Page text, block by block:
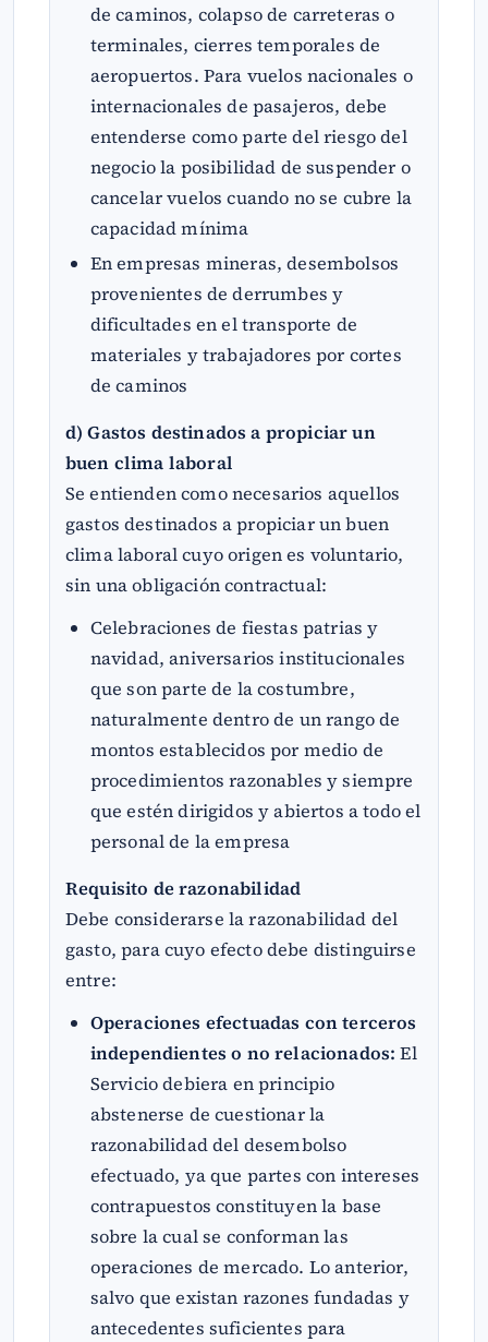
de caminos, colapso de carreteras o
terminales, cierres temporales de
aeropuertos. Para vuelos nacionales o
internacionales de pasajeros, debe
entenderse como parte del riesgo del
negocio la posibilidad de suspender o
cancelar vuelos cuando no se cubre la
capacidad mínima
En empresas mineras, desembolsos
provenientes de derrumbes y
dificultades en el transporte de
materiales y trabajadores por cortes
de caminos
d) Gastos destinados a propiciar un
buen clima laboral
Se entienden como necesarios aquellos
gastos destinados a propiciar un buen
clima laboral cuyo origen es voluntario,
sin una obligación contractual:
Celebraciones de fiestas patrias y
navidad, aniversarios institucionales
que son parte de la costumbre,
naturalmente dentro de un rango de
montos establecidos por medio de
procedimientos razonables y siempre
que estén dirigidos y abiertos a todo el
personal de la empresa
Requisito de razonabilidad
Debe considerarse la razonabilidad del
gasto, para cuyo efecto debe distinguirse
entre:
Operaciones efectuadas con terceros
independientes o no relacionados: El
Servicio debiera en principio
abstenerse de cuestionar la
razonabilidad del desembolso
efectuado, ya que partes con intereses
contrapuestos constituyen la base
sobre la cual se conforman las
operaciones de mercado. Lo anterior,
salvo que existan razones fundadas y
antecedentes suficientes para